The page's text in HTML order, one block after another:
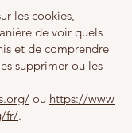
les cookies,
de voir quels
et de comprendre
supprimer ou les
ou https://www
fr/.